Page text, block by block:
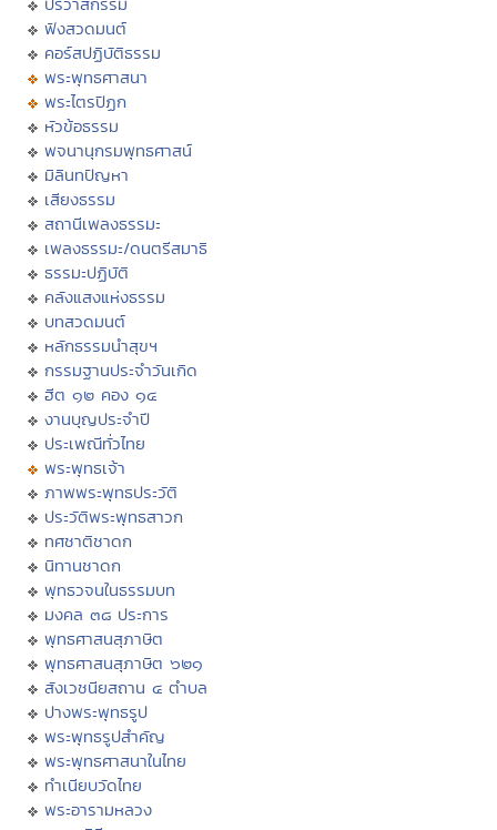
ฟังสวดมนต์
คอร์สปฏิบัติธรรม
พระพุทธศาสนา
พระไตรปิฏก
หัวข้อธรรม
พจนานุกรมพุทธศาสน์
มิลินทปัญหา
เสียงธรรม
สถานีเพลงธรรมะ
เพลงธรรมะ/ดนตรีสมาธิ
ธรรมะปฏิบัติ
คลังแสงแห่งธรรม
บทสวดมนต์
หลักธรรมนำสุขฯ
กรรมฐานประจำวันเกิด
ฮีต ๑๒ คอง ๑๔
งานบุญประจำปี
ประเพณีทั่วไทย
พระพุทธเจ้า
ภาพพระพุทธประวัติ
ประวัติพระพุทธสาวก
ทศชาติชาดก
นิทานชาดก
พุทธวจนในธรรมบท
มงคล ๓๘ ประการ
พุทธศาสนสุภาษิต
พุทธศาสนสุภาษิต ๖๒๑
สังเวชนียสถาน ๔ ตำบล
ปางพระพุทธรูป
พระพุทธรูปสำคัญ
พระพุทธศาสนาในไทย
ทำเนียบวัดไทย
พระอารามหลวง